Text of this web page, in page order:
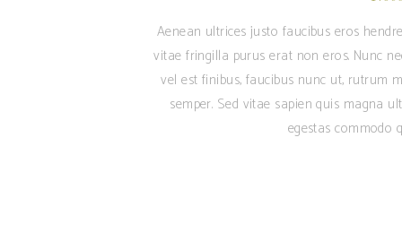
Aenean ultrices justo faucibus eros
vitae fringilla purus erat non eros. Nunc
vel est finibus, faucibus nunc ut, rutrum
semper. Sed vitae sapien quis magna
egestas commodo